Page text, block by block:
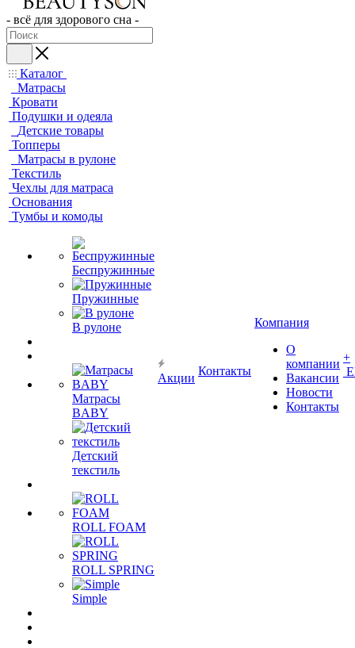
- всё для здорового сна -
Каталог
Матрасы
Кровати
Подушки и одеяла
Детские товары
Топперы
Матрасы в рулоне
Текстиль
Чехлы для матраса
Основания
Тумбы и комоды
Беспружинные
Пружинные
В рулоне
Матрасы
BABY
Детский
текстиль
ROLL FOAM
ROLL SPRING
Simple
Акции
Контакты
Компания
О
компании
Вакансии
Новости
Контакты
+